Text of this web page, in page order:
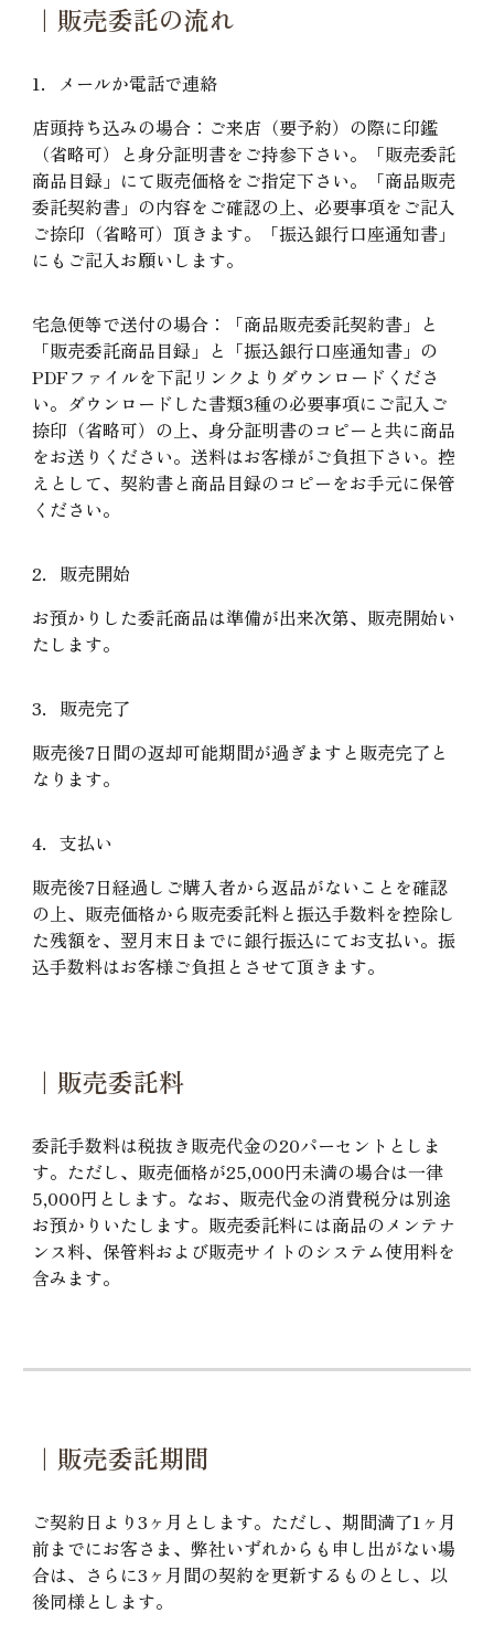
｜販売委託の流れ
1．メールか電話で連絡
店頭持ち込みの場合：ご来店（要予約）の際に印鑑
（省略可）と身分証明書をご持参下さい。「販売委託
商品目録」にて販売価格をご指定下さい。「商品販売
委託契約書」の内容をご確認の上、必要事項をご記入
ご捺印（省略可）頂きます。「振込銀行口座通知書」
にもご記入お願いします。
宅急便等で送付の場合：「商品販売委託契約書」と
「販売委託商品目録」と「振込銀行口座通知書」の
PDFファイルを下記リンクよりダウンロードくださ
い。ダウンロードした書類3種の必要事項にご記入ご
捺印（省略可）の上、身分証明書のコピーと共に商品
をお送りください。送料はお客様がご負担下さい。控
えとして、契約書と商品目録のコピーをお手元に保管
ください。
2．販売開始
お預かりした委託商品は準備が出来次第、販売開始い
たします。
3．販売完了
販売後7日間の返却可能期間が過ぎますと販売完了と
なります。
4．支払い
販売後7日経過しご購入者から返品がないことを確認
の上、販売価格から販売委託料と振込手数料を控除し
た残額を、翌月末日までに銀行振込にてお支払い。振
込手数料はお客様ご負担とさせて頂きます。
｜販売委託料
委託手数料は税抜き販売代金の20パーセントとしま
す。ただし、販売価格が25,000円未満の場合は一律
5,000円とします。なお、販売代金の消費税分は別途
お預かりいたします。販売委託料には商品のメンテナ
ンス料、保管料および販売サイトのシステム使用料を
含みます。
｜販売委託期間
ご契約日より3ヶ月とします。ただし、期間満了1ヶ月
前までにお客さま、弊社いずれからも申し出がない場
合は、さらに3ヶ月間の契約を更新するものとし、以
後同様とします。